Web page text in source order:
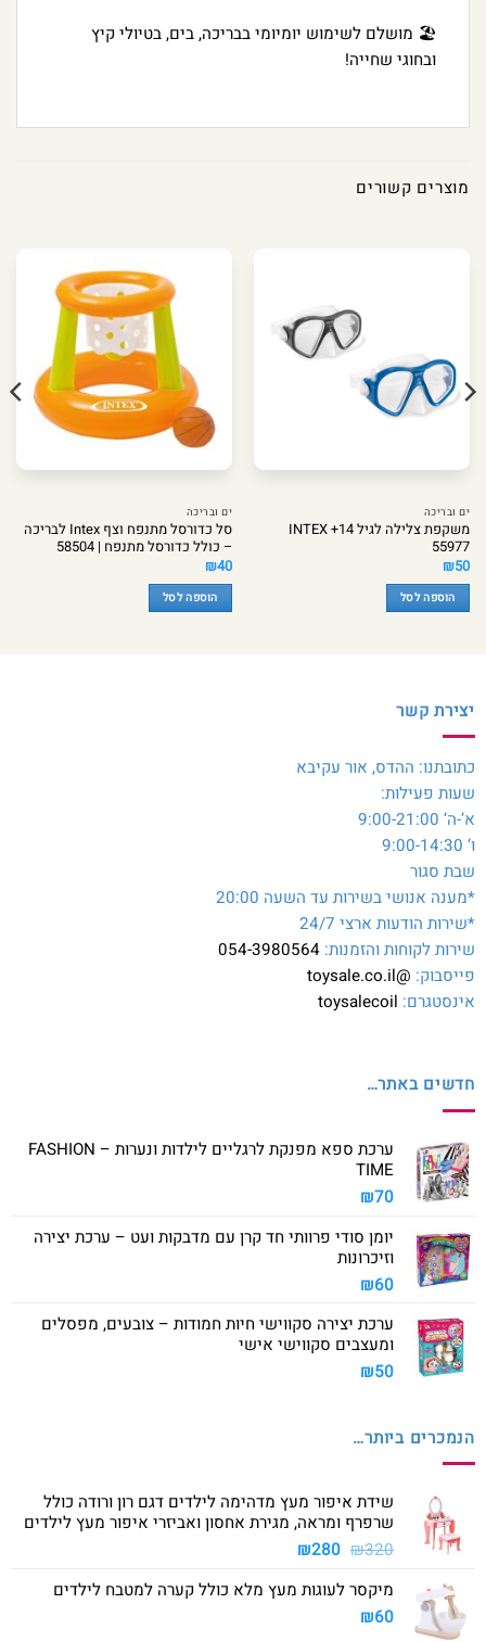
🏖️ מושלם לשימוש יומיומי בבריכה, בים, בטיולי קיץ
ובחוגי שחייה!
מוצרים קשורים
ים ובריכה
משקפת צלילה לגיל 14+ INTEX
55977
₪50
הוספה לסל
ים ובריכה
סל כדורסל מתנפח וצף Intex לבריכה
– כולל כדורסל מתנפח | 58504
₪40
הוספה לסל
יצירת קשר
כתובתנו: ההדס, אור עקיבא
שעות פעילות:
א’-ה’ 9:00-21:00
ו’ 9:00-14:30
שבת סגור
*מענה אנושי בשירות עד השעה 20:00
*שירות הודעות ארצי 24/7
שירות לקוחות והזמנות: 054-3980564
פייסבוק: @toysale.co.il
אינסטגרם: toysalecoil
חדשים באתר…
ערכת ספא מפנקת לרגליים לילדות ונערות – FASHION
TIME
₪70
יומן סודי פרוותי חד קרן עם מדבקות ועט – ערכת יצירה
וזיכרונות
₪60
ערכת יצירה סקווישי חיות חמודות – צובעים, מפסלים
ומעצבים סקווישי אישי
₪50
הנמכרים ביותר…
שידת איפור מעץ מדהימה לילדים דגם רון ורודה כולל
שרפרף ומראה, מגירת אחסון ואביזרי איפור מעץ לילדים
₪320
המחיר
היה:
₪280 המחיר
הוא:
מיקסר לעוגות מעץ מלא כולל קערה למטבח לילדים
₪60